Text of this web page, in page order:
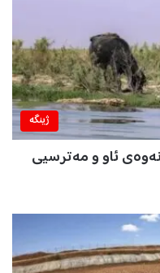
ژینگه‌
ئاو و مەترسیی